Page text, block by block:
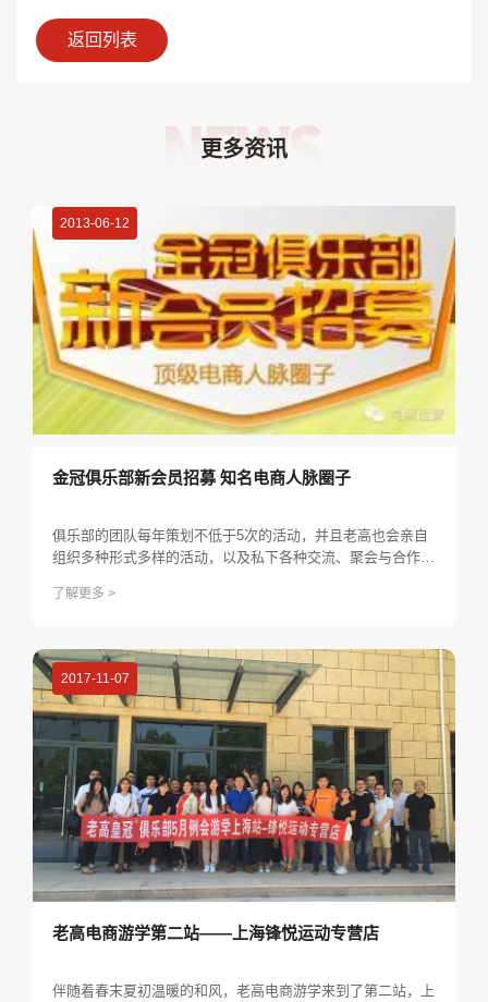
返回列表
更多资讯
2013-06-12
金冠俱乐部新会员招募 知名电商人脉圈子
俱乐部的团队每年策划不低于5次的活动，并且老高也会亲自
组织多种形式多样的活动，以及私下各种交流、聚会与合作的
游、娱乐、户外活动等，帮助大家建立深厚的感情和友谊！
了解更多 >
2017-11-07
老高电商游学第二站——上海锋悦运动专营店
伴随着春末夏初温暖的和风，老高电商游学来到了第二站，上